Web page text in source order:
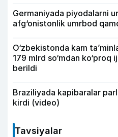
Germaniyada piyodalarni
afg‘onistonlik umrbod
O‘zbekistonda kam
179 mlrd so‘mdan
berildi
Braziliyada kapibaralar
kirdi (video)
Tavsiyalar